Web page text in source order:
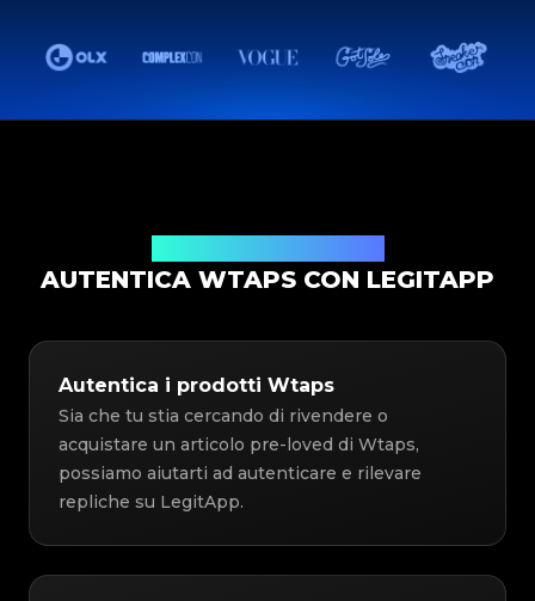
AUTENTICA WTAPS CON LEGITAPP
Autentica i prodotti Wtaps
Sia che tu stia cercando di rivendere o
acquistare un articolo pre-loved di Wtaps,
possiamo aiutarti ad autenticare e rilevare
repliche su LegitApp.